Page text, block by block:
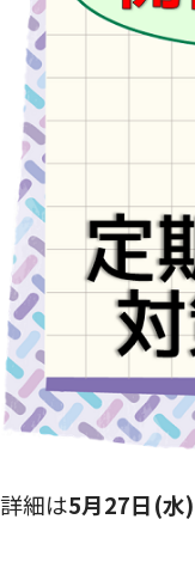
詳細は5月27日(水)